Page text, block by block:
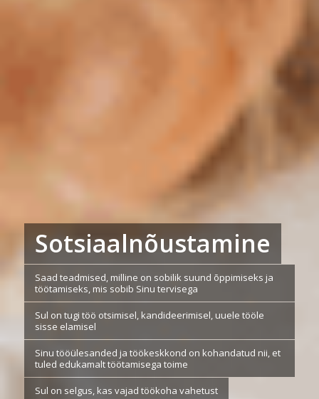
Sotsiaalnõustamine
Saad teadmised, milline on sobilik suund õppimiseks ja
töötamiseks, mis sobib Sinu tervisega
Sul on tugi töö otsimisel, kandideerimisel, uuele tööle
sisse elamisel
Sinu tööülesanded ja töökeskkond on kohandatud nii, et
tuled edukamalt töötamisega toime
Sul on selgus, kas vajad töökoha vahetust